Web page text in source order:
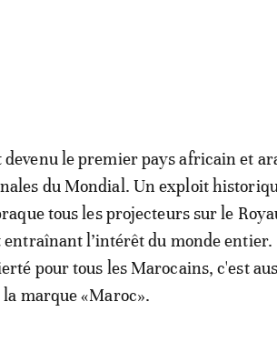
devenu le premier pays africain et
du Mondial. Un exploit
tous les projecteurs sur le
l’intérêt du monde entier.
pour tous les Marocains, c'est
marque «Maroc».